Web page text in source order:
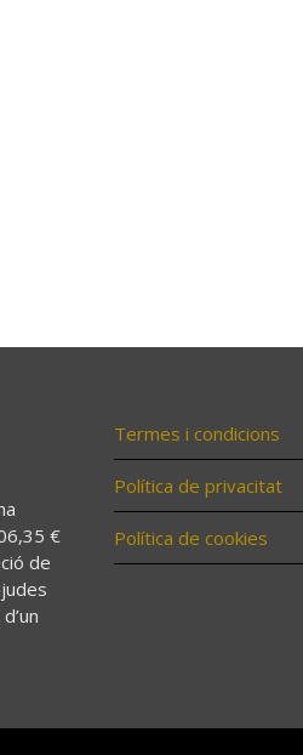
€
de
Termes i condicions
Política de privacitat
Política de cookies